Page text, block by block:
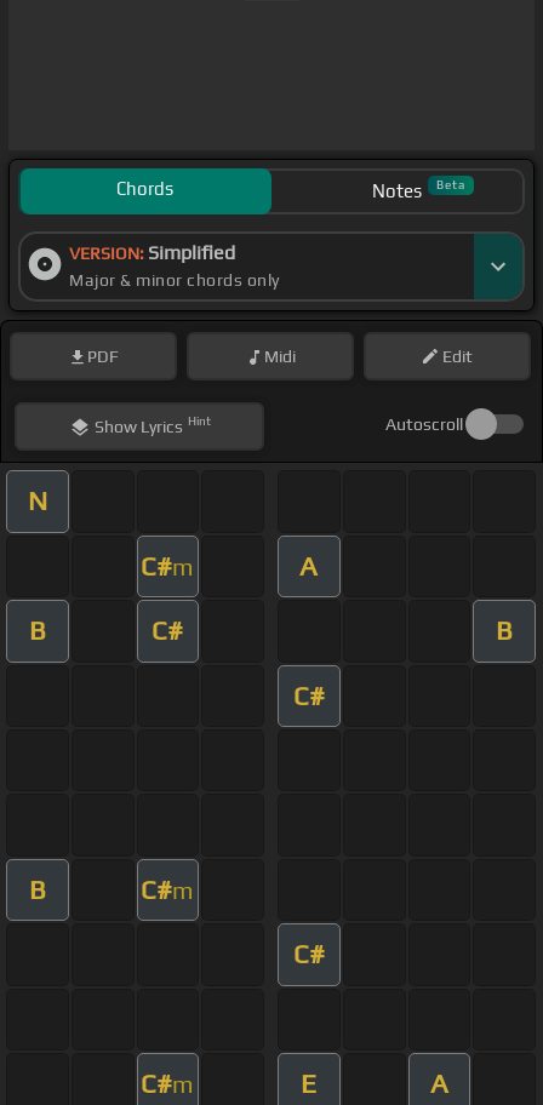
Chords Notes Beta
VERSION: Simplified
Major & minor chords only
PDF Midi Edit
ShowLyrics Hint Autoscroll
N
C#m A
B C# B
C#
B C#m
C#
C#m E A